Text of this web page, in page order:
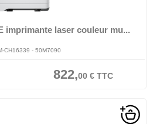
imprimante laser couleur mu...
CH16339 - 50M7090
822,00€TTC